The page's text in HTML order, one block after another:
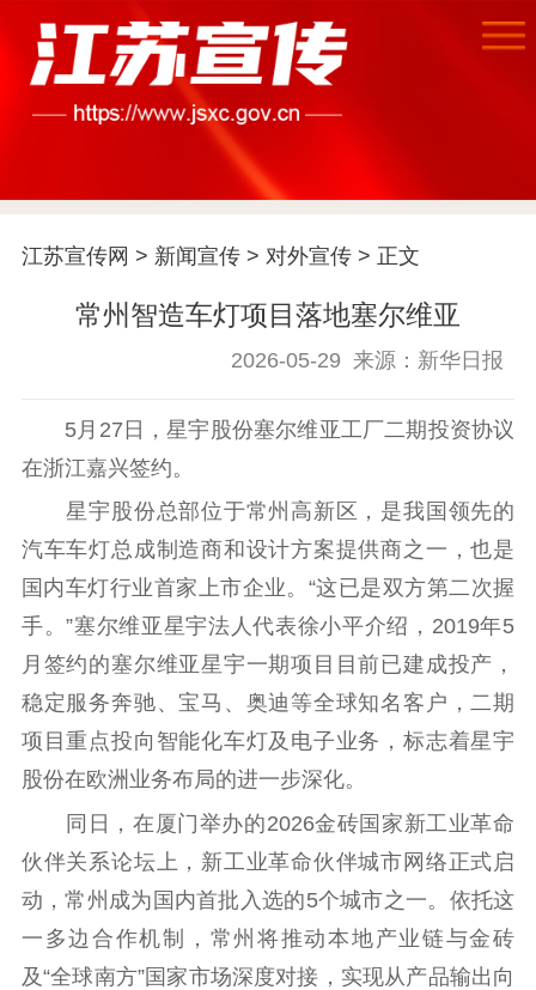
首页
江苏要闻
公示公告
通知公告 信息公开制度
信息公开指南
信息公开年度报
工作动态
理论武装
理论学习 宣传宣讲 研究阐释
哲学社科
社科强省 工作通知
成果集萃
江苏文脉
资料下载
新闻宣传
主题宣传 对外宣传
新闻发布
记者之家
品牌栏目
文化文艺
精品生产 文化惠民
文化传承
江苏宣传网 > 新闻宣传> 对外宣传> 正文
常州智造车灯项目落地塞尔维亚
2026-05-29 来源：新华日报
5月27日，星宇股份塞尔维亚工厂二期投资协议
在浙江嘉兴签约。
星宇股份总部位于常州高新区，是我国领先的
汽车车灯总成制造商和设计方案提供商之一，也是
国内车灯行业首家上市企业。“这已是双方第二次握
手。”塞尔维亚星宇法人代表徐小平介绍，2019年5
月签约的塞尔维亚星宇一期项目目前已建成投产，
稳定服务奔驰、宝马、奥迪等全球知名客户，二期
项目重点投向智能化车灯及电子业务，标志着星宇
股份在欧洲业务布局的进一步深化。
同日，在厦门举办的2026金砖国家新工业革命
伙伴关系论坛上，新工业革命伙伴城市网络正式启
动，常州成为国内首批入选的5个城市之一。依托这
一多边合作机制，常州将推动本地产业链与金砖
及“全球南方”国家市场深度对接，实现从产品输出向